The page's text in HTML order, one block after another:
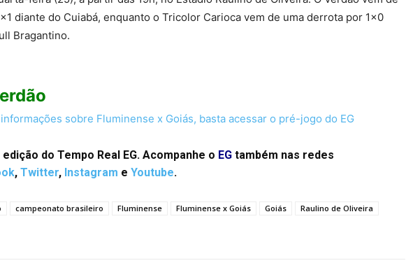
diante do Cuiabá, enquanto o Tricolor Carioca vem de uma derrota por 1×0
Bragantino.
sobre Fluminense x Goiás, basta acessar o pré-jogo do EG
edição do Tempo Real EG. Acompanhe o EG também nas redes
, Twitter, Instagram e Youtube.
campeonato brasileiro Fluminense Fluminense x Goiás Goiás
Raulino de Oliveira